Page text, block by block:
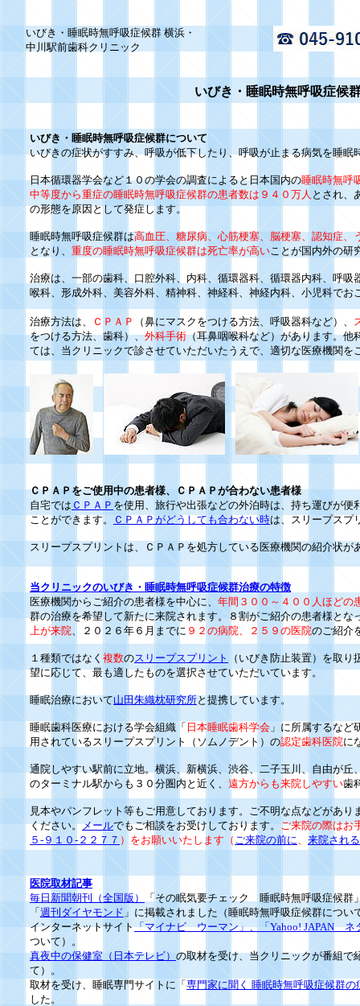
いびき・睡眠時無呼吸症候
いびき・睡眠時無呼吸症候群について
いびきの症状がすすみ、呼吸が低下したり、呼吸が止まる病気を睡眠
日本循環器学会など１０の学会の調査によると日本国内の睡眠時無呼
中等度から重症の睡眠時無呼吸症候群の患者数は９４０万人 とされ、
の形態を原因として発症します。
睡眠時無呼吸症候群は高血圧、糖尿病、心筋梗塞、脳梗塞、認知症、
となり、 重度の睡眠時無呼吸症候群は死亡率が高いことが国内外の研
治療は、一部の歯科、口腔外科、内科、循環器科、循環器内科、呼吸
喉科、形成外科、美容外科、精神科、神経科、神経内科、小児科でお
治療方法は、 ＣＰＡＰ （鼻にマスクをつける方法、呼吸器科など）、
をつける方法、歯科）、外科手術（耳鼻咽喉科など）があります。他
ては、当クリニックで診させていただいたうえで、適切な医療機関を
ＣＰＡＰをご使用中の患者様、ＣＰＡＰが合わない患者様
自宅では ＣＰＡＰ を使用、旅行や出張などの外泊時は、持ち運びが便
ことができます。
ＣＰＡＰがどうしても合わない時は、スリープスプ
スリープスプリントは、ＣＰＡＰを処方している医療機関の紹介状が
当クリニックのいびき・睡眠時無呼吸症候群治療の特徴
医療機関からご紹介の患者様を中心に、 年間３００～４００人ほどの
群の治療を希望して新たに来院されます。８割がご紹介の患者様とな
上が来院、２０２６年６月までに ９２の病院、２５９の医院のご紹介
１種類ではなく 複数のスリープスプリント
（いびき防止装置）を取
望に応じて、最も適したものを選択させていただいています。
睡眠治療において山田朱織枕研究所と提携しています。
睡眠歯科医療における学会組織「 日本睡眠歯科学会 」に所属するなど
用されているスリープスプリント（ソムノデント）の認定歯科医院に
通院しやすい駅前に立地。横浜、新横浜、渋谷、二子玉川、自由が丘
のターミナル駅からも３０分圏内と近く、 遠方からも来院しやすい歯
見本やパンフレット等もご用意しております。ご不明な点などがあり
ください。メールでもご相談をお受けしております。ご来院の際はお
５-９１０-２２７７ ）をお願いいたします（ ご来院の前に、 来院され
医院取材記事
毎日新聞朝刊（全国版）
「その眠気要チェック 睡眠時無呼吸症候群
「 週刊ダイヤモンド 」に掲載されました（睡眠時無呼吸症候群につい
インターネットサイト「マイナビ ウーマン」、「Yahoo! JAPAN ネ
ついて）。
真夜中の保健室（日本テレビ） の取材を受け、当クリニックが番組で
て）。
取材を受け、睡眠専門サイトに「 専門家に聞く 睡眠時無呼吸症候群の
した。
いびき・睡眠時無呼吸症候群 横浜・
中川駅前歯科クリニック